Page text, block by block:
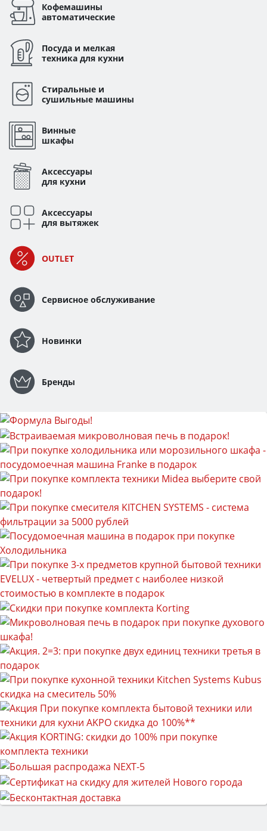
Стиральные и
сушильные машины
Винные
шкафы
Кофемашины
автоматические
Посуда и мелкая
техника для кухни
Аксессуары
для кухни
Аксессуары
для вытяжек
Бренды
Сервисное обслуживание
Новинки
OUTLET